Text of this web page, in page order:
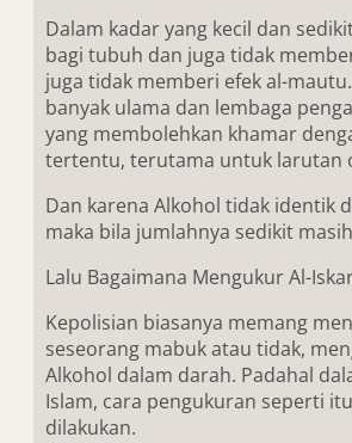
Dalam kadar yang kecil dan
bagi tubuh dan juga tidak
juga tidak memberi efek al-
banyak ulama dan lembaga
yang membolehkan khamar
tertentu, terutama untuk larutan
Dan karena Alkohol tidak identik
maka bila jumlahnya sedikit
Lalu Bagaimana Mengukur Al-
Kepolisian biasanya memang
seseorang mabuk atau tidak,
Alkohol dalam darah. Padahal
Islam, cara pengukuran seperti
dilakukan.